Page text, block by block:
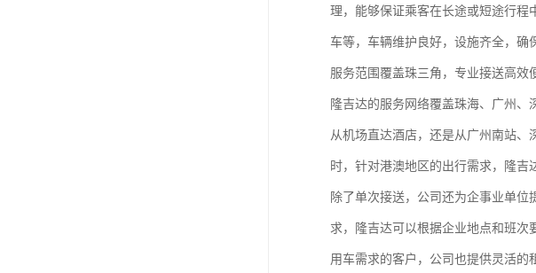
理，能够保证乘客在长途或短途行程
车等，车辆维护良好，设施齐全，确
服务范围覆盖珠三角，专业接送高效
隆吉达的服务网络覆盖珠海、广州
从机场直达酒店，还是从广州南站、
时，针对港澳地区的出行需求，隆吉
除了单次接送，公司还为企事业单
求，隆吉达可以根据企业地点和班次
用车需求的客户，公司也提供灵活的